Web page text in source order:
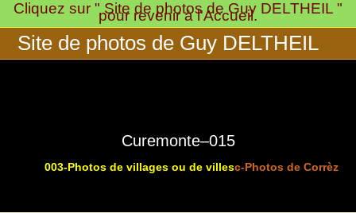
Skip
to
content
Cliquez sur " Site de photos de Guy DELTHEIL "
pour revenir à l'Accueil.
Site de photos de Guy DELTHEIL
Curemonte–015
003-Photos de villages ou de villesc-Photos de Corrèze